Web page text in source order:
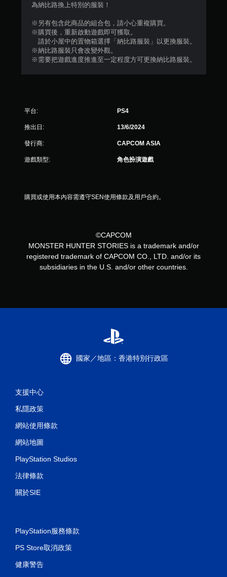
為納比路換上特別的服裝！
※另有包含此商品的組合包，請小心重複購買。
※購買後，重新啟動遊戲即可獲取。
請於小屋中的置物箱選擇「納比路服裝」以更換服裝。
※納比路服裝只會改變外觀。
※需要把遊戲進度推進至一定程度方可更換納比路服裝。
平台: PS4
推出日: 13/6/2024
發行商: CAPCOM ASIA
遊戲類型: 角色扮演遊戲
購買或使用本內容需遵守SEN使用條款及用戶合約。
©CAPCOM
MONSTER HUNTER STORIES is a trademark and/or
registered trademark of CAPCOM CO., LTD. and/or its
subsidiaries in the U.S. and/or other countries.
國家／地區：香港特別行政區
支援中心
私隱政策
網站使用條款
網站地圖
PlayStation Studios
法律條款
關於SIE
PlayStation服務條款
PS Store取消政策
健康警告